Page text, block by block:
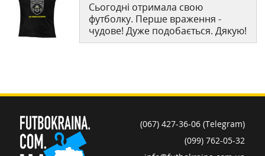
Сьогодні отримала свою
футболку. Перше враження -
чудове! Дуже подобається. Дякую!
(067) 427-36-06 (Telegram)
(099) 762-05-32